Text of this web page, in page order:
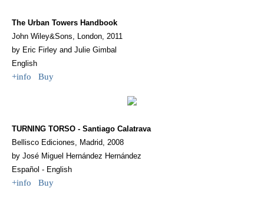
The Urban Towers Handbook
John Wiley&Sons, London, 2011
by Eric Firley and Julie Gimbal
English
+info Buy
TURNING TORSO - Santiago Calatrava
Bellisco Ediciones, Madrid, 2008
by José Miguel Hernández Hernández
Español - English
+info Buy